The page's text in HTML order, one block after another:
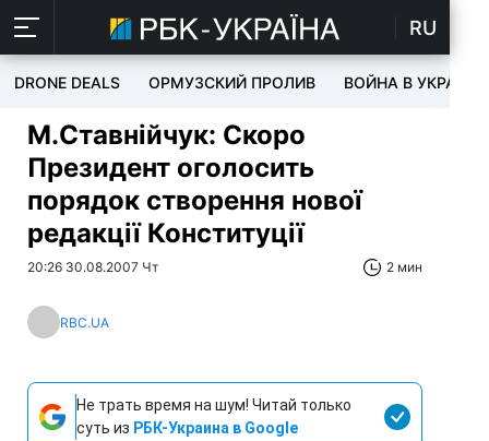
RU
DRONE DEALS ОРМУЗСКИЙ ПРОЛИВ ВОЙНА В УКРАИНЕ
М.Ставнійчук: Скоро
Президент оголосить
порядок створення нової
редакції Конституції
20:26 30.08.2007 Чт 2 мин
RBC.UA
Не трать время на шум! Читай только
суть из РБК-Украина в Google